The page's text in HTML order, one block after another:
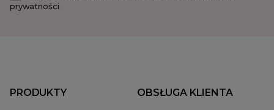
prywatności
PRODUKTY OBSŁUGA KLIENTA